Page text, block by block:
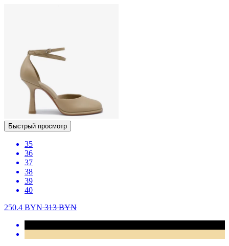
Быстрый просмотр
35
36
37
38
39
40
250.4 BYN313BYN